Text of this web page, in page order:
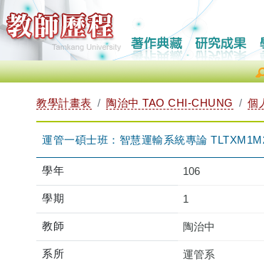
教學計畫表 陶治中 TAO CHI-CHUNG 個
運管一碩士班：智慧運輸系統專論
學年 106
學期 1
教師 陶治中
系所 運管系